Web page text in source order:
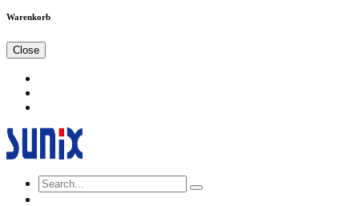
Warenkorb
Close